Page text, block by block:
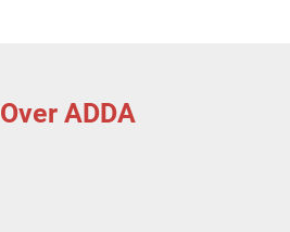
Over ADDA